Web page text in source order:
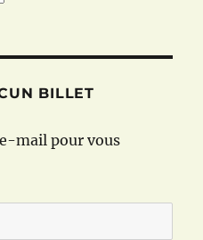
BILLET
mail pour vous